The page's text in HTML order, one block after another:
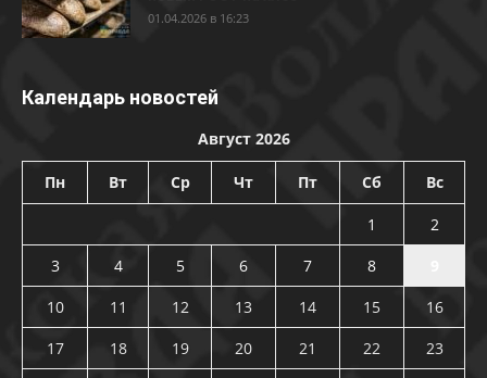
01.04.2026 в 16:23
Календарь новостей
Август 2026
Пн Вт Ср Чт Пт Сб Вс
1
2
3
4 5 6 7 8
10
11 12 13 14 15
16
17
18 19 20 21 22
23